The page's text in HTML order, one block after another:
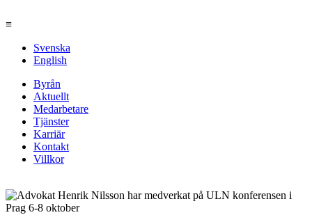
≡
Svenska
English
Byrån
Aktuellt
Medarbetare
Tjänster
Karriär
Kontakt
Villkor